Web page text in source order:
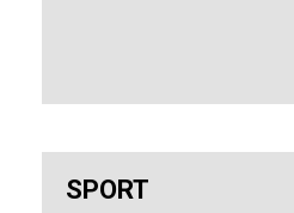
SPORT